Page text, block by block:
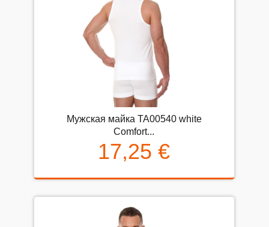
Мужская майка TA00540 white
Comfort...
17,25 €